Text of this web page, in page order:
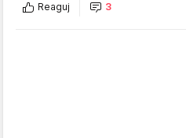
Reaguj 3